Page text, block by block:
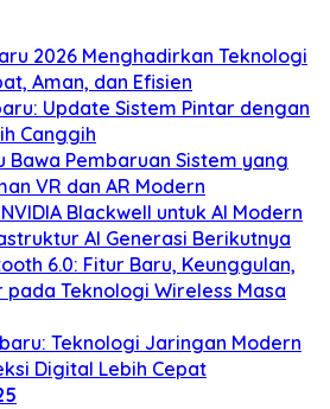
2026 Menghadirkan Teknologi
Aman, dan Efisien
Update Sistem Pintar dengan
Canggih
Bawa Pembaruan Sistem yang
VR dan AR Modern
Blackwell untuk AI Modern
AI Generasi Berikutnya
6.0: Fitur Baru, Keunggulan,
pada Teknologi Wireless Masa
Teknologi Jaringan Modern
Digital Lebih Cepat